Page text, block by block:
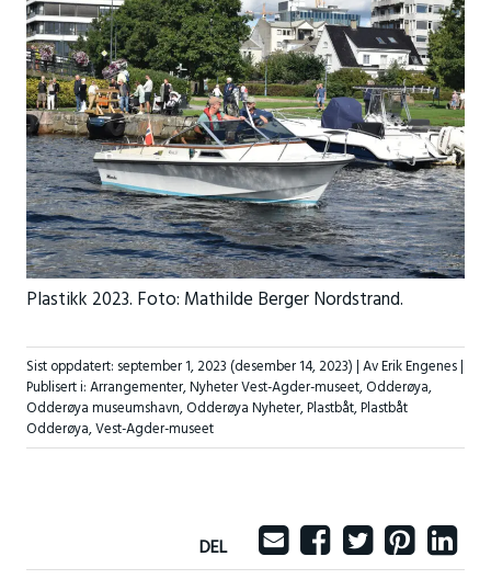
Plastikk 2023. Foto: Mathilde Berger Nordstrand.
Sist oppdatert: september 1, 2023 (desember 14, 2023)| Av Erik Engenes |
Publisert i:Arrangementer,Nyheter Vest-Agder-museet,Odderøya,
Odderøya museumshavn,Odderøya Nyheter,Plastbåt,Plastbåt
Odderøya,Vest-Agder-museet
DEL